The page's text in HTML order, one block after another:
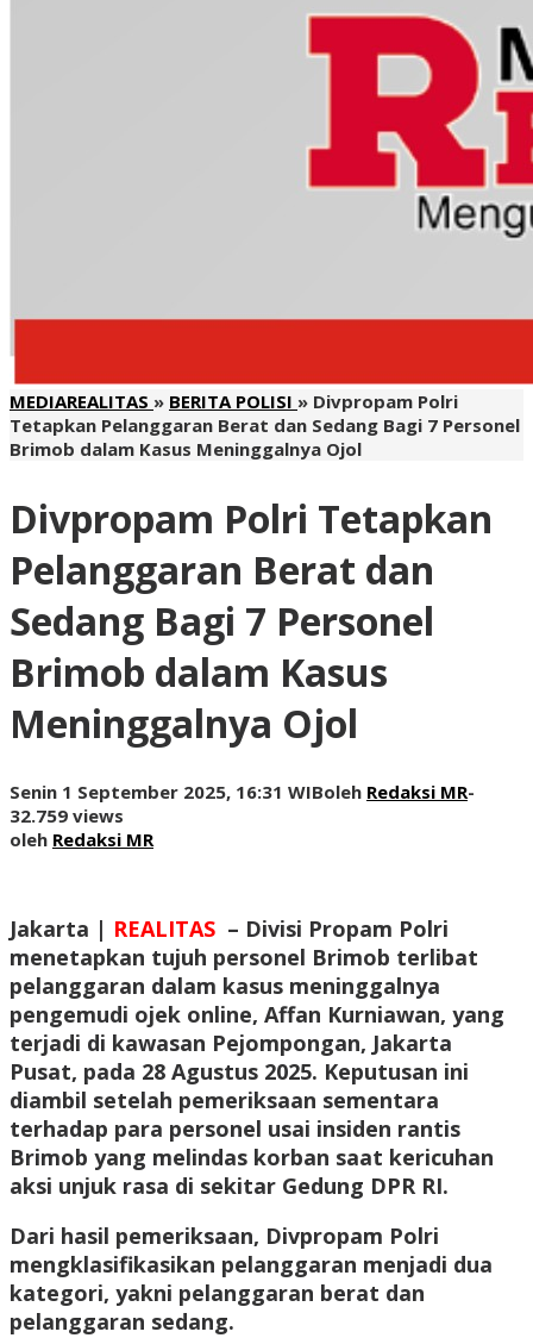
MEDIAREALITAS » BERITA POLISI » Divpropam Polri
Tetapkan Pelanggaran Berat dan Sedang Bagi 7 Personel
Brimob dalam Kasus Meninggalnya Ojol
Divpropam Polri Tetapkan
Pelanggaran Berat dan
Sedang Bagi 7 Personel
Brimob dalam Kasus
Meninggalnya Ojol
Senin 1 September 2025, 16:31 WIBoleh Redaksi MR-
32.759 views
oleh Redaksi MR
Jakarta | REALITAS – Divisi Propam Polri
menetapkan tujuh personel Brimob terlibat
pelanggaran dalam kasus meninggalnya
pengemudi ojek online, Affan Kurniawan, yang
terjadi di kawasan Pejompongan, Jakarta
Pusat, pada 28 Agustus 2025. Keputusan ini
diambil setelah pemeriksaan sementara
terhadap para personel usai insiden rantis
Brimob yang melindas korban saat kericuhan
aksi unjuk rasa di sekitar Gedung DPR RI.
Dari hasil pemeriksaan, Divpropam Polri
mengklasifikasikan pelanggaran menjadi dua
kategori, yakni pelanggaran berat dan
pelanggaran sedang.